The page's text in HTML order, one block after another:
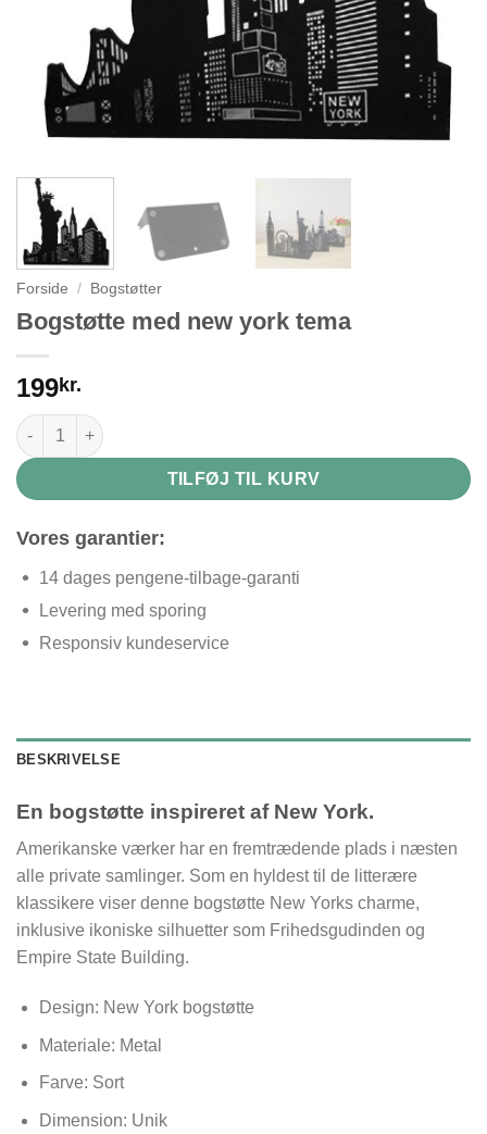
Forside / Bogstøtter
Bogstøtte med new york tema
199kr.
Bogstøtte med new york tema antal
TILFØJ TIL KURV
Vores garantier:
14 dages pengene-tilbage-garanti
Levering med sporing
Responsiv kundeservice
BESKRIVELSE
En bogstøtte inspireret af New York.
Amerikanske værker har en fremtrædende plads i næsten
alle private samlinger. Som en hyldest til de litterære
klassikere viser denne bogstøtte New Yorks charme,
inklusive ikoniske silhuetter som Frihedsgudinden og
Empire State Building.
Design: New York bogstøtte
Materiale: Metal
Farve: Sort
Dimension: Unik